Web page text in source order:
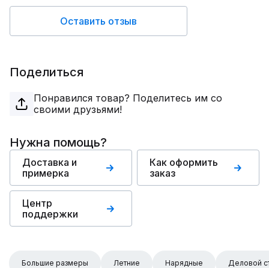
Оставить отзыв
Поделиться
Понравился товар? Поделитесь им со
своими друзьями!
Нужна помощь?
Доставка и
примерка
Как оформить
заказ
Центр
поддержки
Большие размеры Летние Нарядные Деловой